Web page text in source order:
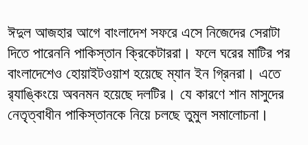
ঈদুল আজহার আগে বাংলাদেশ সফরে এসে নিজেদের সেরাটা
দিতে পারেননি পাকিস্তান ক্রিকেটাররা। ফলে ঘরের মাটির পর
বাংলাদেশেও হোয়াইটওয়াশ হয়েছে ম্যান ইন গ্রিনরা। এতে
র‍্যাঙ্কিংয়ে অবনমন হয়েছে দলটির। যে কারণে শান মাসুদের
নেতৃত্বাধীন পাকিস্তানকে নিয়ে চলছে তুমুল সমালোচনা।